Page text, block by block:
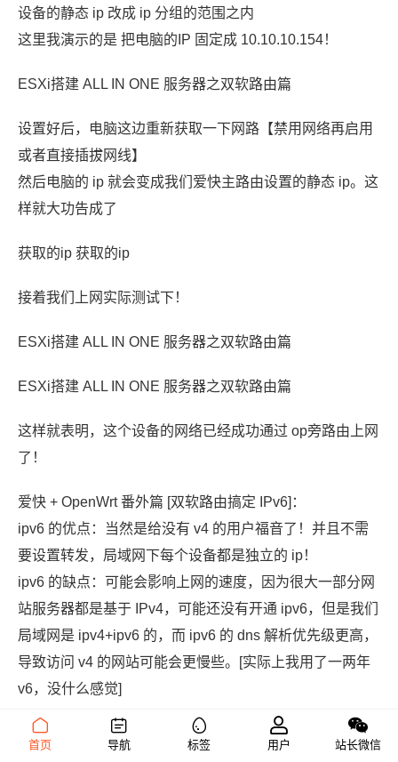
设备的静态 ip 改成 ip 分组的范围之内
这里我演示的是 把电脑的IP 固定成 10.10.10.154！
ESXi搭建 ALL IN ONE 服务器之双软路由篇
设置好后，电脑这边重新获取一下网路【禁用网络再启用
或者直接插拔网线】
然后电脑的 ip 就会变成我们爱快主路由设置的静态 ip。这
样就大功告成了
获取的ip 获取的ip
接着我们上网实际测试下！
ESXi搭建 ALL IN ONE 服务器之双软路由篇
ESXi搭建 ALL IN ONE 服务器之双软路由篇
这样就表明，这个设备的网络已经成功通过 op旁路由上网
了！
爱快 + OpenWrt 番外篇 [双软路由搞定 IPv6]：
ipv6 的优点：当然是给没有 v4 的用户福音了！并且不需
要设置转发，局域网下每个设备都是独立的 ip！
ipv6 的缺点：可能会影响上网的速度，因为很大一部分网
站服务器都是基于 IPv4，可能还没有开通 ipv6，但是我们
局域网是 ipv4+ipv6 的，而 ipv6 的 dns 解析优先级更高，
导致访问 v4 的网站可能会更慢些。[实际上我用了一两年
v6，没什么感觉]
我这里建议：1. 如果有 ipv4 了，就没必要搞什么 IPv6 访
首页 导航 标签 用户 站长微信